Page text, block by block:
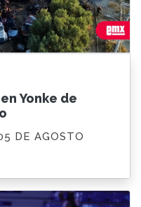
Yonke de
DE AGOSTO